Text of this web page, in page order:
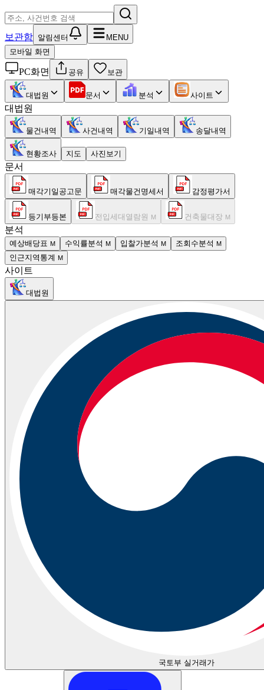
보관함 알림센터
MENU
모바일 화면
PC화면 공유 보관
대법원 문서 분석 사이트
대법원
물건내역 사건내역 기일내역 송달내역
현황조사 지도 사진보기
문서
매각기일공고문 매각물건명세서 감정평가서
등기부등본 전입세대열람원 M 건축물대장 M
분석
예상배당표 M 수익률분석 M 입찰가분석 M 조회수분석 M
인근지역통계 M
사이트
대법원
국토부 실거래가